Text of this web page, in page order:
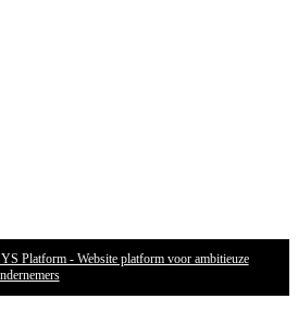
Platform - Website platform voor ambitieuze